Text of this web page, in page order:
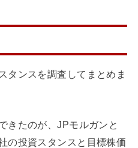
タンスを調査してまとめま
きたのが、JPモルガンと
の投資スタンスと目標株価